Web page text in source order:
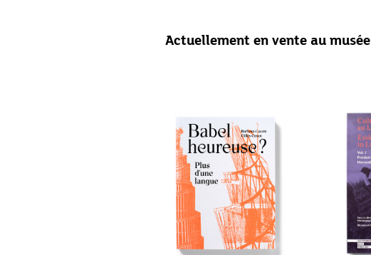
Actuellement en vente au musée